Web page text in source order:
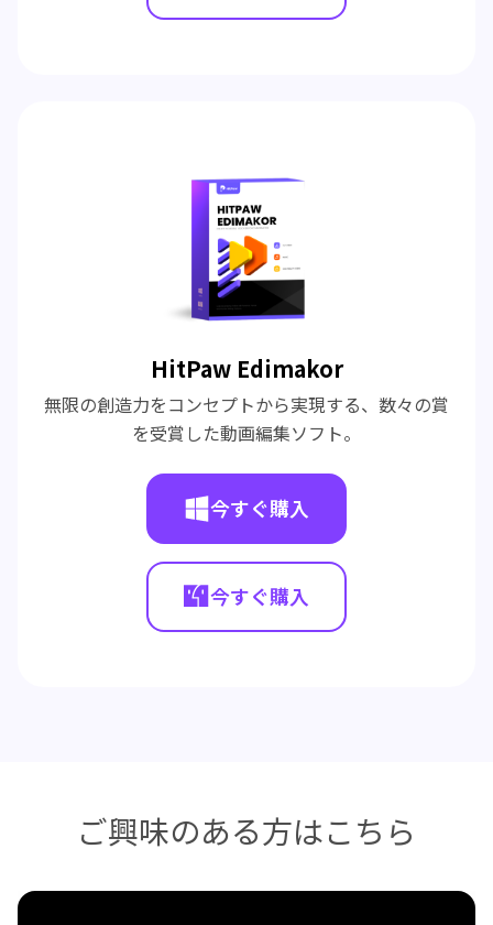
HitPaw Edimakor
無限の創造力をコンセプトから実現する、数々の賞
を受賞した動画編集ソフト。
今すぐ購入
今すぐ購入
ご興味のある方はこちら